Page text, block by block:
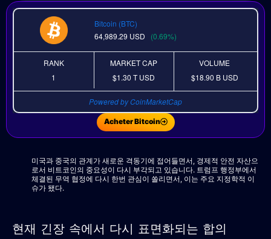
Bitcoin (BTC)
64,989.29 USD (0.69%)
RANK
1
MARKET CAP
$1.30 TUSD
VOLUME
$18.90 B USD
Powered by CoinMarketCap
Acheter Bitcoin
미국과 중국의 관계가 새로운 격동기에 접어들면서, 경제적 안전 자산으
로서 비트코인의 중요성이 다시 부각되고 있습니다. 트럼프 행정부에서
체결된 무역 협정에 다시 한번 관심이 쏠리면서, 이는 주요 지정학적 이
슈가 됐다.
현재 긴장 속에서 다시 표면화되는 합의